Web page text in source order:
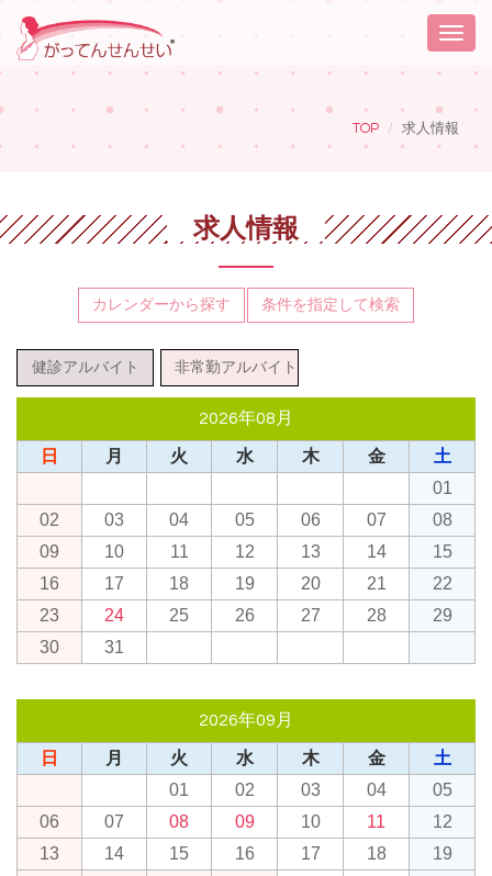
Toggle
TOP 求人情報
求人情報
カレンダーから探す 条件を指定して検索
健診アルバイト 非常勤アルバイト
2026年08月
日 月 火 水 木 金
土
01
02
03 04 05 06 07
08
09
10 11 12 13 14
15
16
17 18 19 20 21
22
23
24 25 26 27 28
29
30
31
2026年09月
日 月 火 水 木 金
土
01
02 03 04
05
06
07 08 09 10 11
12
13
14 15 16 17 18
19